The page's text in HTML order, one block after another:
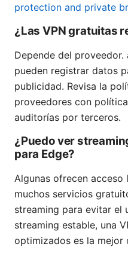
protection and private
¿Las VPN gratuitas
Depende del
pueden registrar datos
publicidad. Revisa la
proveedores con
auditorías por terceros.
¿Puedo ver
para Edge?
Algunas ofrecen
muchos servicios
streaming para evitar el
streaming estable, una
optimizados es la mejor